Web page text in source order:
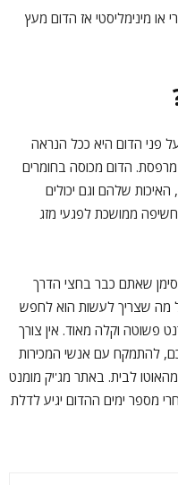
או מינימליסטי אז הדום מעץ
פני הדום היא ככל הנראה
הדום מכוסה בחומרים
שלהם וגם יכולים
ממושכת לפגעי מזג
שאתם כבר בחצי הדרך
מה שצריך לעשות הוא לחפש
פשוטה וקלה מאוד. אין צורך
להתמקח עם אנשי המכירות
לבית. באתר מג'יק מומנט
מספר ימים ההדום יגיע לדלת